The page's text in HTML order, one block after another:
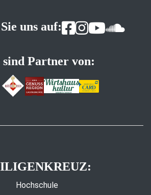
uns auf:
Partner von:
Hochschule